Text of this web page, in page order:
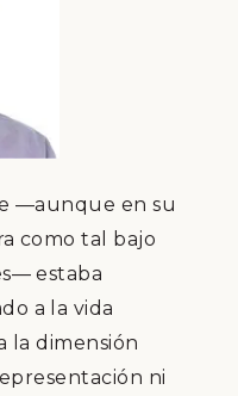
—aunque en su
como tal bajo
estaba
a la vida
la dimensión
ni